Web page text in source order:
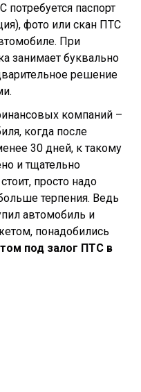
паспорт
фото или скан ПТС
При
занимает буквально
решение
компаний –
когда после
30 дней, к такому
и тщательно
просто надо
терпения. Ведь
автомобиль и
понадобились
под залог ПТС в